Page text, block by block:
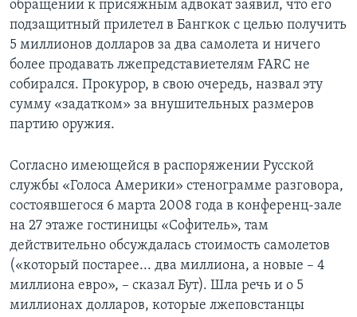
обращении к присяжным адвокат заявил, что его
подзащитный прилетел в Бангкок с целью получить
5 миллионов долларов за два самолета и ничего
более продавать лжепредставиетелям FARC не
собирался. Прокурор, в свою очередь, назвал эту
сумму «задатком» за внушительных размеров
партию оружия.
Согласно имеющейся в распоряжении Русской
службы «Голоса Америки» стенограмме разговора,
состоявшегося 6 марта 2008 года в конференц-зале
на 27 этаже гостиницы «Софитель», там
действительно обсуждалась стоимость самолетов
(«который постарее... два миллиона, а новые – 4
миллиона евро», – сказал Бут). Шла речь и о 5
миллионах долларов, которые лжеповстанцы